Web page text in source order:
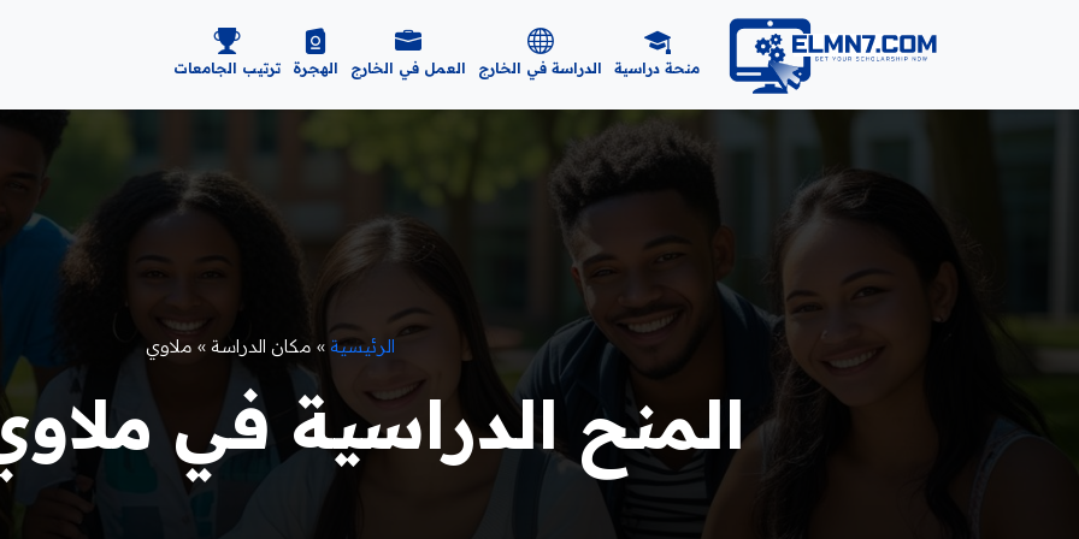
منحة دراسية الدراسة في الخارج العمل في الخارج الهجرة ترتيب الجامعات
الرئيسية » مكان الدراسة » ملاوي
المنح الدراسية في ملاوي